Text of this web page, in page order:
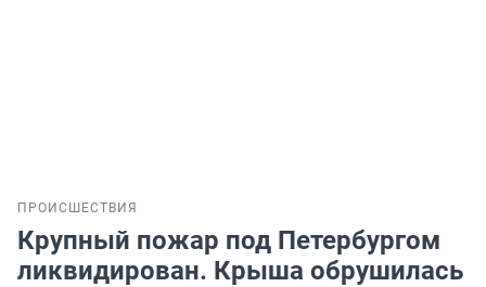
ПРОИСШЕСТВИЯ
Крупный пожар под Петербургом
ликвидирован. Крыша обрушилась